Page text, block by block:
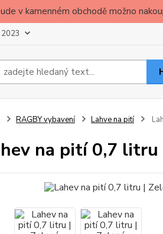
v kamenném obchodě možno
2023
RAGBY vybavení Lahve na pití
na pití 0,7 litru